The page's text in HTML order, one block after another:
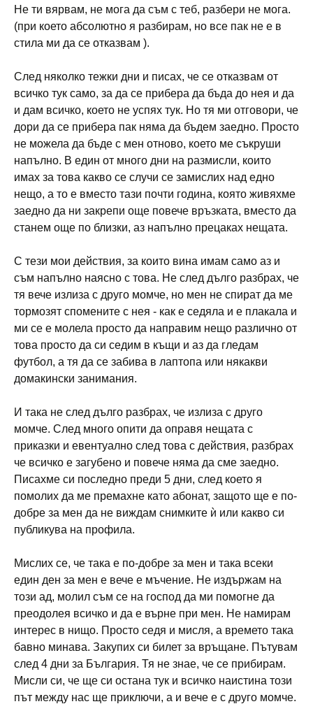
Не ти вярвам, не мога да съм с теб, разбери не мога.
(при което абсолютно я разбирам, но все пак не е в
стила ми да се отказвам ).
След няколко тежки дни и писах, че се отказвам от
всичко тук само, за да се прибера да бъда до нея и да
и дам всичко, което не успях тук. Но тя ми отговори, че
дори да се прибера пак няма да бъдем заедно. Просто
не можела да бъде с мен отново, което ме съкруши
напълно. В един от много дни на размисли, които
имах за това какво се случи се замислих над едно
нещо, а то е вместо тази почти година, която живяхме
заедно да ни закрепи още повече връзката, вместо да
станем още по близки, аз напълно прецаках нещата.
С тези мои действия, за които вина имам само аз и
съм напълно наясно с това. Не след дълго разбрах, че
тя вече излиза с друго момче, но мен не спират да ме
тормозят спомените с нея - как е седяла и е плакала и
ми се е молела просто да направим нещо различно от
това просто да си седим в къщи и аз да гледам
футбол, а тя да се забива в лаптопа или някакви
домакински занимания.
И така не след дълго разбрах, че излиза с друго
момче. След много опити да оправя нещата с
приказки и евентуално след това с действия, разбрах
че всичко е загубено и повече няма да сме заедно.
Писахме си последно преди 5 дни, след което я
помолих да ме премахне като абонат, защото ще е по-
добре за мен да не виждам снимките ѝ или какво си
публикува на профила.
Мислих се, че така е по-добре за мен и така всеки
един ден за мен е вече е мъчение. Не издържам на
този ад, молил съм се на господ да ми помогне да
преодолея всичко и да е върне при мен. Не намирам
интерес в нищо. Просто седя и мисля, а времето така
бавно минава. Закупих си билет за връщане. Пътувам
след 4 дни за България. Тя не знае, че се прибирам.
Мисли си, че ще си остана тук и всичко наистина този
път между нас ще приключи, а и вече е с друго момче.